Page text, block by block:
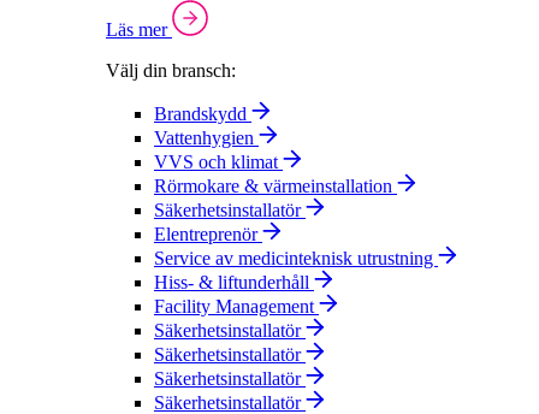
Läs mer
Välj din bransch:
Brandskydd
Vattenhygien
VVS och klimat
Rörmokare & värmeinstallation
Säkerhetsinstallatör
Elentreprenör
Service av medicinteknisk utrustning
Hiss- & liftunderhåll
Facility Management
Säkerhetsinstallatör
Säkerhetsinstallatör
Säkerhetsinstallatör
Säkerhetsinstallatör